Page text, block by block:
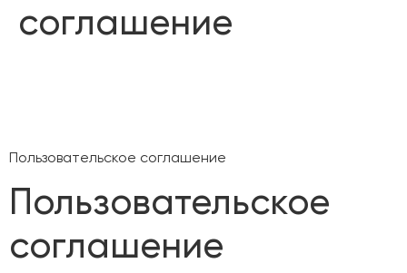
соглашение
Пользовательское соглашение
Пользовательское
соглашение